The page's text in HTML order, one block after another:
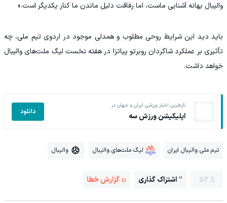
والیبال بهانه آشنایی ماست، اما رفاقت دلیل ماندن ما کنار یکدیگر است.»
باید دید این شرایط روحی مطلوب و همدلی موجود در اردوی تیم ملی، چه
تأثیری بر عملکرد شاگردان روبرتو پیاتزا در هفته نخست لیگ ملت‌های والیبال
خواهد داشت.
تازه‌ترین اخبار ورزشی ایران و جهان در
اپلیکیشن ورزش سه دانلود
تیم ملی والیبال ایران لیگ ملت‌های والیبال والیبال
52 اشتراک گذاری گزارش خطا